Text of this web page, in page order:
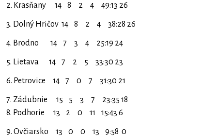
2. Krasňany 14 8 2 4 49:13 26
3. Dolný Hričov 14 8 2 4 38:28 26
4. Brodno 14 7 3 4 25:19 24
5. Lietava 14 7 2 5 33:30 23
6. Petrovice 14 7 0 7 31:30 21
7. Zádubnie 15 5 3 7 23:35 18
8. Podhorie 13 2 0 11 15:43 6
9. Ovčiarsko 13 0 0 13 9:58 0